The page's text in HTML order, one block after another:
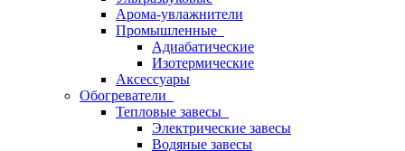
Арома-увлажнители
Промышленныe
Адиабатические
Изотермические
Аксессуары
Обогреватели
Тепловые завесы
Электрические завесы
Водяные завесы